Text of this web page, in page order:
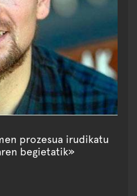
prozesua irudikatu
begietatik»